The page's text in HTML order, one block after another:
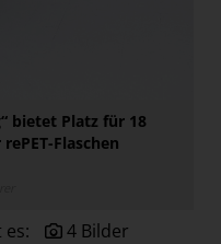
bietet Platz für 18
Flaschen
4 Bilder